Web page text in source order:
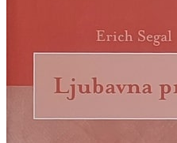
KNJIŽEVNOST
LIKOVNA
LJEKOVITO
POVIJEST I
PRIRODNE